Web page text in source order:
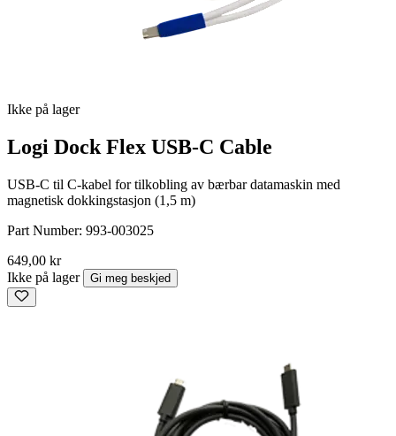
Ikke på lager
Logi Dock Flex USB-C Cable
USB-C til C-kabel for tilkobling av bærbar datamaskin med
magnetisk dokkingstasjon (1,5 m)
Part Number: 993-003025
649,00 kr
Ikke på lager
Gi meg beskjed